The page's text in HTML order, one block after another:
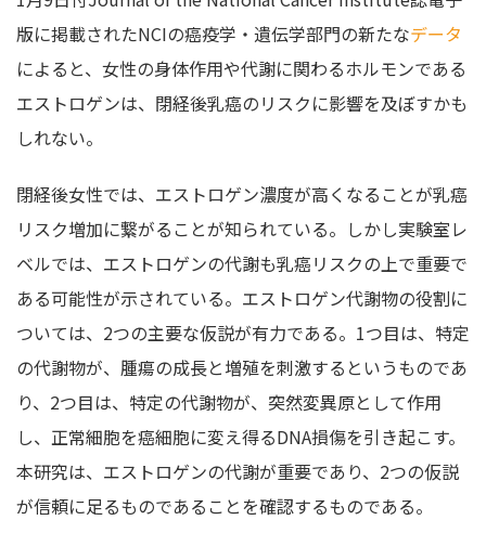
版に掲載されたNCIの癌疫学・遺伝学部門の新たなデータ
によると、女性の身体作用や代謝に関わるホルモンである
エストロゲンは、閉経後乳癌のリスクに影響を及ぼすかも
しれない。
閉経後女性では、エストロゲン濃度が高くなることが乳癌
リスク増加に繋がることが知られている。しかし実験室レ
ベルでは、エストロゲンの代謝も乳癌リスクの上で重要で
ある可能性が示されている。エストロゲン代謝物の役割に
ついては、2つの主要な仮説が有力である。1つ目は、特定
の代謝物が、腫瘍の成長と増殖を刺激するというものであ
り、2つ目は、特定の代謝物が、突然変異原として作用
し、正常細胞を癌細胞に変え得るDNA損傷を引き起こす。
本研究は、エストロゲンの代謝が重要であり、2つの仮説
が信頼に足るものであることを確認するものである。